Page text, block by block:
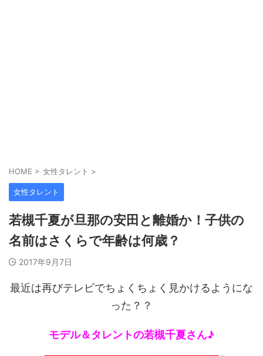
HOME > 女性タレント >
女性タレント
若槻千夏が旦那の安田と離婚か！子供の
名前はさくらで年齢は何歳？
2017年9月7日
最近は再びテレビでちょくちょく見かけるようにな
った？？
モデル＆タレントの若槻千夏さん♪